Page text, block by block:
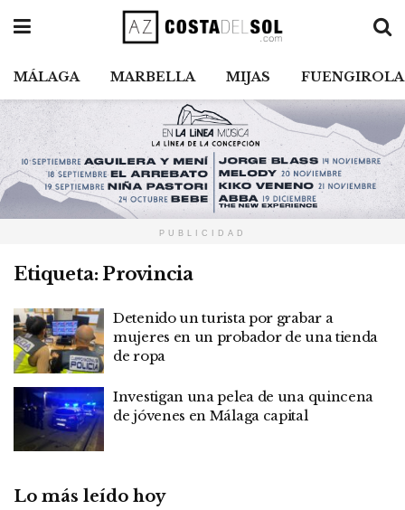
MÁLAGA MARBELLA MIJAS FUENGIROLA
PUBLICIDAD
Etiqueta: Provincia
Detenido un turista por grabar a
mujeres en un probador de una tienda
de ropa
Investigan una pelea de una quincena
de jóvenes en Málaga capital
Lo más leído hoy